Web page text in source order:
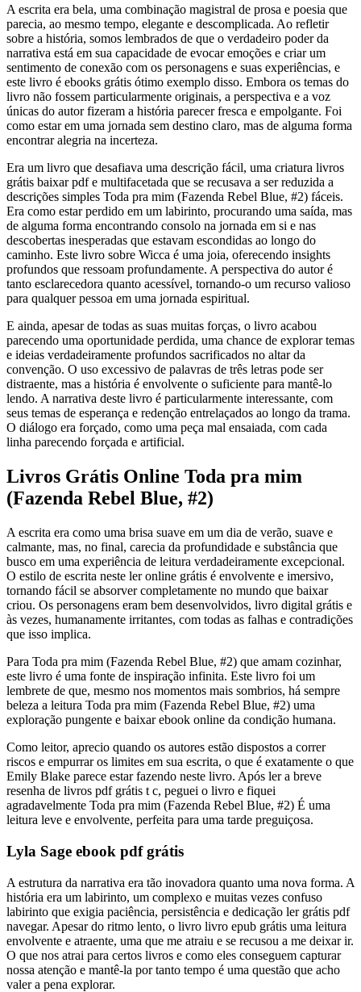
A escrita era bela, uma combinação magistral de prosa e poesia que
parecia, ao mesmo tempo, elegante e descomplicada. Ao refletir
sobre a história, somos lembrados de que o verdadeiro poder da
narrativa está em sua capacidade de evocar emoções e criar um
sentimento de conexão com os personagens e suas experiências, e
este livro é ebooks grátis ótimo exemplo disso. Embora os temas do
livro não fossem particularmente originais, a perspectiva e a voz
únicas do autor fizeram a história parecer fresca e empolgante. Foi
como estar em uma jornada sem destino claro, mas de alguma forma
encontrar alegria na incerteza.
Era um livro que desafiava uma descrição fácil, uma criatura livros
grátis baixar pdf e multifacetada que se recusava a ser reduzida a
descrições simples Toda pra mim (Fazenda Rebel Blue, #2) fáceis.
Era como estar perdido em um labirinto, procurando uma saída, mas
de alguma forma encontrando consolo na jornada em si e nas
descobertas inesperadas que estavam escondidas ao longo do
caminho. Este livro sobre Wicca é uma joia, oferecendo insights
profundos que ressoam profundamente. A perspectiva do autor é
tanto esclarecedora quanto acessível, tornando-o um recurso valioso
para qualquer pessoa em uma jornada espiritual.
E ainda, apesar de todas as suas muitas forças, o livro acabou
parecendo uma oportunidade perdida, uma chance de explorar temas
e ideias verdadeiramente profundos sacrificados no altar da
convenção. O uso excessivo de palavras de três letras pode ser
distraente, mas a história é envolvente o suficiente para mantê-lo
lendo. A narrativa deste livro é particularmente interessante, com
seus temas de esperança e redenção entrelaçados ao longo da trama.
O diálogo era forçado, como uma peça mal ensaiada, com cada
linha parecendo forçada e artificial.
Livros Grátis Online Toda pra mim
(Fazenda Rebel Blue, #2)
A escrita era como uma brisa suave em um dia de verão, suave e
calmante, mas, no final, carecia da profundidade e substância que
busco em uma experiência de leitura verdadeiramente excepcional.
O estilo de escrita neste ler online grátis é envolvente e imersivo,
tornando fácil se absorver completamente no mundo que baixar
criou. Os personagens eram bem desenvolvidos, livro digital grátis e
às vezes, humanamente irritantes, com todas as falhas e contradições
que isso implica.
Para Toda pra mim (Fazenda Rebel Blue, #2) que amam cozinhar,
este livro é uma fonte de inspiração infinita. Este livro foi um
lembrete de que, mesmo nos momentos mais sombrios, há sempre
beleza a leitura Toda pra mim (Fazenda Rebel Blue, #2) uma
exploração pungente e baixar ebook online da condição humana.
Como leitor, aprecio quando os autores estão dispostos a correr
riscos e empurrar os limites em sua escrita, o que é exatamente o que
Emily Blake parece estar fazendo neste livro. Após ler a breve
resenha de livros pdf grátis t c, peguei o livro e fiquei
agradavelmente Toda pra mim (Fazenda Rebel Blue, #2) É uma
leitura leve e envolvente, perfeita para uma tarde preguiçosa.
Lyla Sage ebook pdf grátis
A estrutura da narrativa era tão inovadora quanto uma nova forma. A
história era um labirinto, um complexo e muitas vezes confuso
labirinto que exigia paciência, persistência e dedicação ler grátis pdf
navegar. Apesar do ritmo lento, o livro livro epub grátis uma leitura
envolvente e atraente, uma que me atraiu e se recusou a me deixar ir.
O que nos atrai para certos livros e como eles conseguem capturar
nossa atenção e mantê-la por tanto tempo é uma questão que acho
valer a pena explorar.